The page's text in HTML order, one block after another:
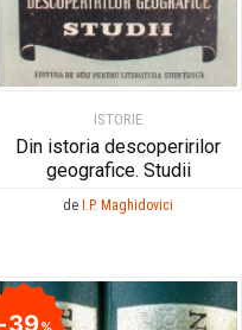
ISTORIE
Din istoria descoperirilor
geografice. Studii
de I.P. Maghidovici
39